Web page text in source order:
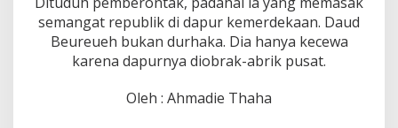
a
s
i
h
r
semangat republik di dapur kemerdekaan. Daud
Beureueh bukan durhaka. Dia hanya kecewa
karena dapurnya diobrak-abrik pusat.
Oleh : Ahmadie Thaha